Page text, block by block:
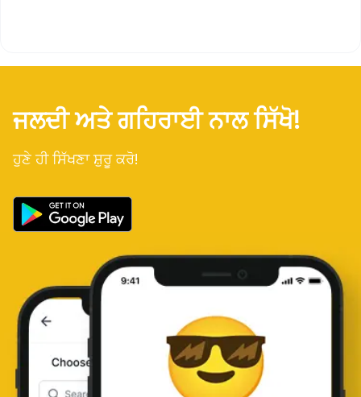
ਜਲਦੀ ਅਤੇ ਗਹਿਰਾਈ ਨਾਲ ਸਿੱਖੋ!
ਹੁਣੇ ਹੀ ਸਿੱਖਣਾ ਸ਼ੁਰੂ ਕਰੋ!